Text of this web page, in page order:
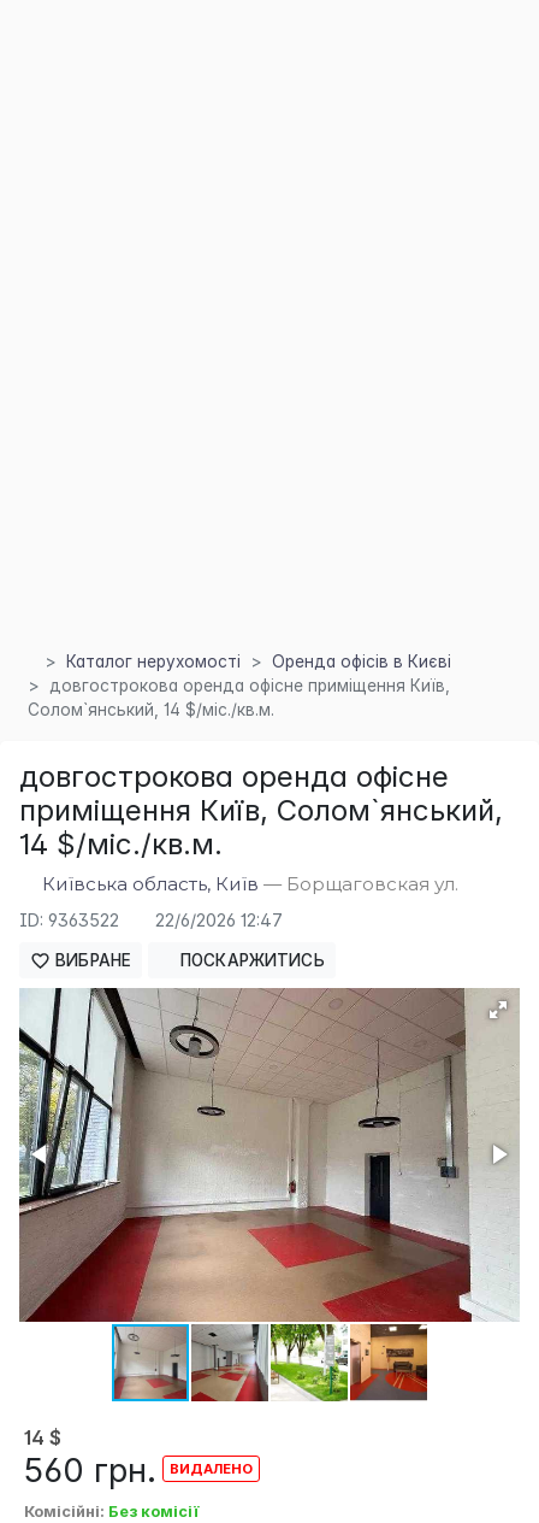
Каталог нерухомості
Оренда офісів в Києві
довгострокова оренда офісне приміщення Київ,
Солом`янський, 14 $/міс./кв.м.
довгострокова оренда офісне
приміщення Київ, Солом`янський,
14 $/міс./кв.м.
Київська область, Київ — Борщаговская ул.
ID: 9363522 22/6/2026 12:47
ВИБРАНЕ ПОСКАРЖИТИСЬ
14 $
560 грн.
Комісійні: Без комісії